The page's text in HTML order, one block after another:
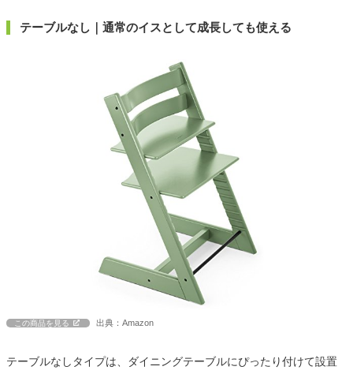
テーブルなし｜通常のイスとして成長しても使える
この商品を見る 出典：Amazon
テーブルなしタイプは、ダイニングテーブルにぴったり付けて設置